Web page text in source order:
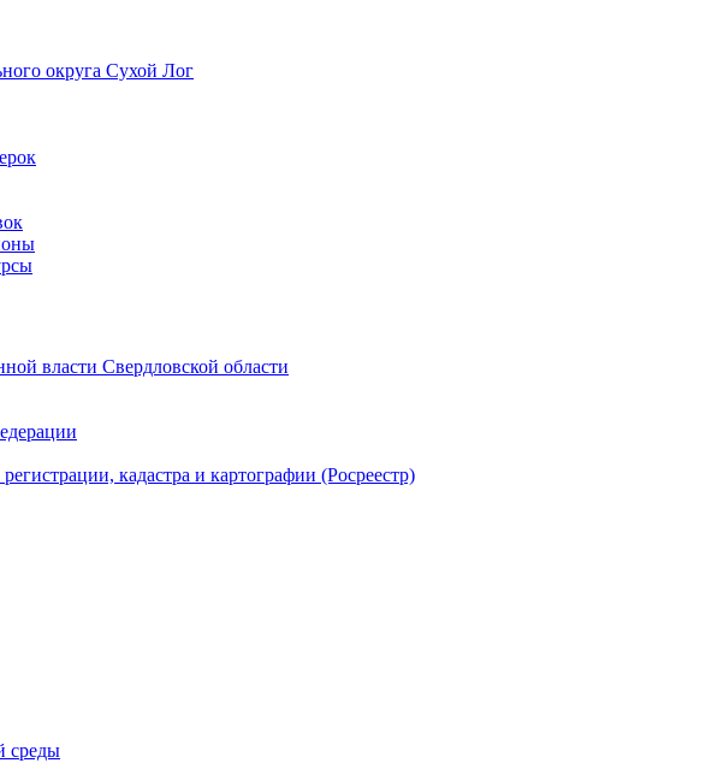
округа Сухой Лог
власти Свердловской области
кадастра и картографии (Росреестр)
среды